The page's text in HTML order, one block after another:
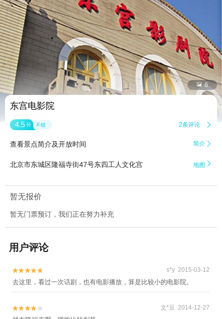
 6
东宫电影院
4.5 分 不错 2条评论 
查看景点简介及开放时间 简介 
北京市东城区隆福寺街47号东四工人文化宫 地图 
暂无报价
暂无门票预订，我们正在努力补充
用户评论

 s*y 2015-03-12
去这里，看过一次话剧，也有电影播放，算是比较小的电影院。

 文*豆 2014-12-27
